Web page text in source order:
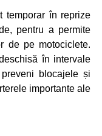
temporar în reprize
pentru a permite
de pe motociclete.
în intervale
blocajele și
importante ale